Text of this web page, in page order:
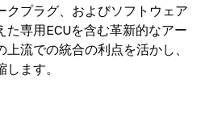
クプラグ、およびソフトウェア
た専用ECUを含む革新的なアー
流での統合の利点を活かし、
ます。